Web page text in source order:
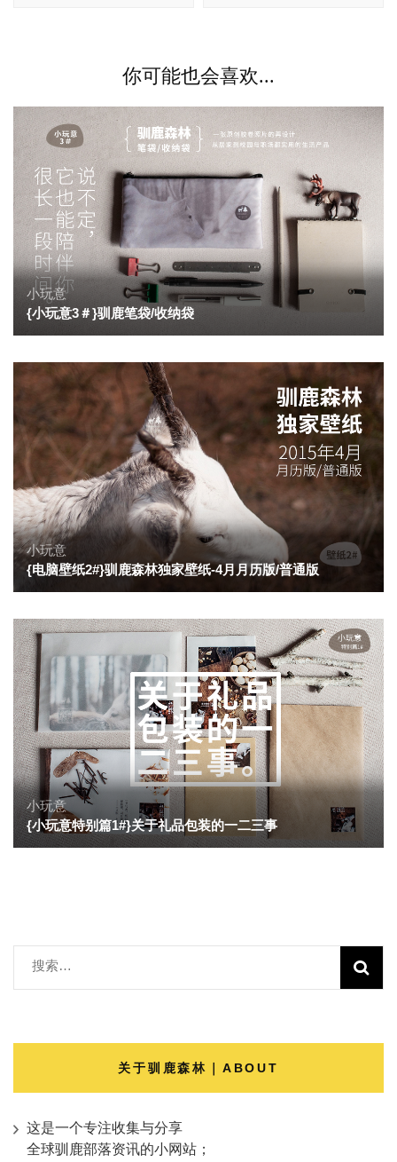
你可能也会喜欢...
小玩意
{小玩意3＃}驯鹿笔袋/收纳袋
小玩意
{电脑壁纸2#}驯鹿森林独家壁纸-4月月历版/普通版
小玩意
{小玩意特别篇1#}关于礼品包装的一二三事
搜
索：
关于驯鹿森林｜ABOUT
这是一个专注收集与分享
全球驯鹿部落资讯的小网站；